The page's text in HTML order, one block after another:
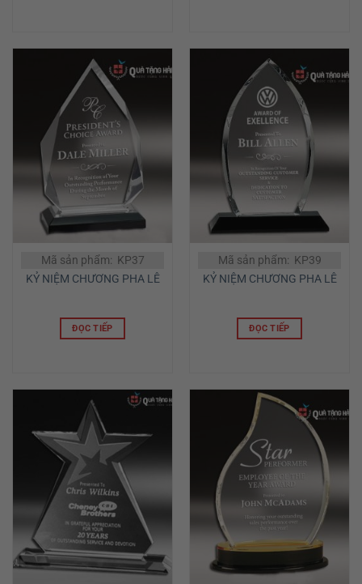
Mã sản phẩm: KP37
KỶ NIỆM CHƯƠNG PHA LÊ
ĐỌC TIẾP
Mã sản phẩm: KP39
KỶ NIỆM CHƯƠNG PHA LÊ
ĐỌC TIẾP